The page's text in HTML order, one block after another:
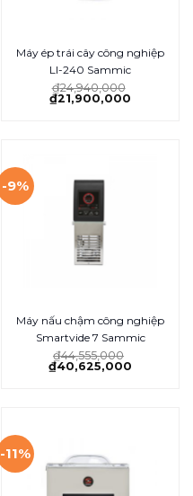
Máy ép trái cây công nghiệp
LI-240 Sammic
₫24,940,000
₫21,900,000
-9%
Máy nấu chậm công nghiệp
Smartvide 7 Sammic
₫44,555,000
₫40,625,000
-11%